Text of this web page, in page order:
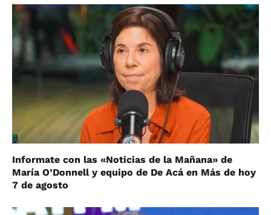
Informate con las «Noticias de la Mañana» de
María O’Donnell y equipo de De Acá en Más de hoy
7 de agosto